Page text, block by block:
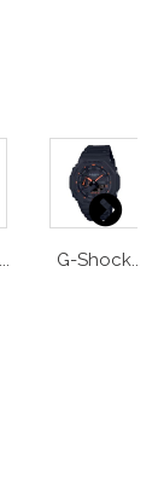
G-Shock...